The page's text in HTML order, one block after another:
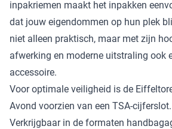
inpakriemen maakt het inpakken
dat jouw eigendommen op hun plek
niet alleen praktisch, maar met zijn
afwerking en moderne uitstraling ook
accessoire.
Voor optimale veiligheid is de
Avond voorzien van een TSA-cijferslot.
Verkrijgbaar in de formaten